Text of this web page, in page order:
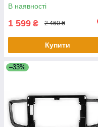
2014, Toyota Aygo 2005-
В наявності
1 599 ₴ 2 460 ₴
Купити
–33%